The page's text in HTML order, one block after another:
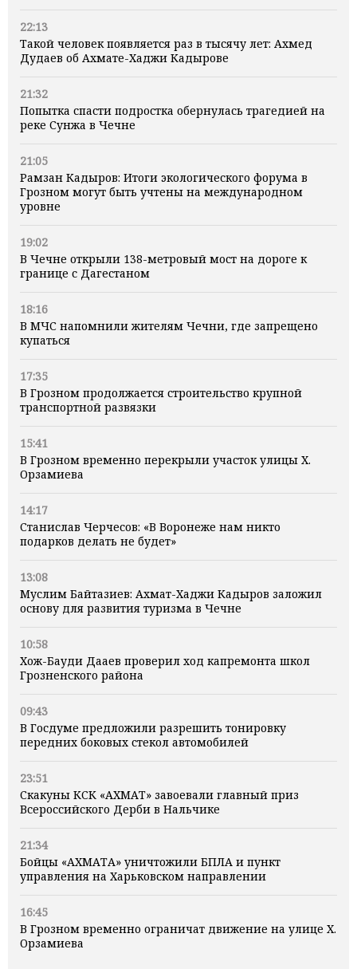
22:13
Такой человек появляется раз в тысячу лет: Ахмед
Дудаев об Ахмате-Хаджи Кадырове
21:32
Попытка спасти подростка обернулась трагедией на
реке Сунжа в Чечне
21:05
Рамзан Кадыров: Итоги экологического форума в
Грозном могут быть учтены на международном
уровне
19:02
В Чечне открыли 138-метровый мост на дороге к
границе с Дагестаном
18:16
В МЧС напомнили жителям Чечни, где запрещено
купаться
17:35
В Грозном продолжается строительство крупной
транспортной развязки
15:41
В Грозном временно перекрыли участок улицы Х.
Орзамиева
14:17
Станислав Черчесов: «В Воронеже нам никто
подарков делать не будет»
13:08
Муслим Байтазиев: Ахмат-Хаджи Кадыров заложил
основу для развития туризма в Чечне
10:58
Хож-Бауди Дааев проверил ход капремонта школ
Грозненского района
09:43
В Госдуме предложили разрешить тонировку
передних боковых стекол автомобилей
23:51
Скакуны КСК «АХМАТ» завоевали главный приз
Всероссийского Дерби в Нальчике
21:34
Бойцы «АХМАТА» уничтожили БПЛА и пункт
управления на Харьковском направлении
16:45
В Грозном временно ограничат движение на улице Х.
Орзамиева